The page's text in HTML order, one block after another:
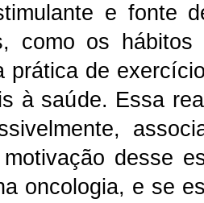
e fonte
como os
prática de
à saúde. Essa
desse
oncologia, e se